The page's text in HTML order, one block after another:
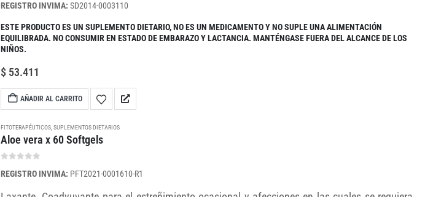
REGISTRO INVIMA: SD2014-0003110
ESTE PRODUCTO ES UN SUPLEMENTO DIETARIO, NO ES UN MEDICAMENTO Y NO SUPLE UNA ALIMENTACIÓN
EQUILIBRADA. NO CONSUMIR EN ESTADO DE EMBARAZO Y LACTANCIA. MANTÉNGASE FUERA DEL ALCANCE DE LOS
NIÑOS.
$ 53.411
AÑADIR AL CARRITO
FITOTERAPÉUTICOS,SUPLEMENTOS DIETARIOS
Aloe vera x 60 Softgels
REGISTRO INVIMA: PFT2021-0001610-R1